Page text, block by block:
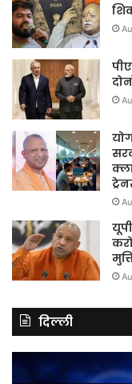
दिल्ली